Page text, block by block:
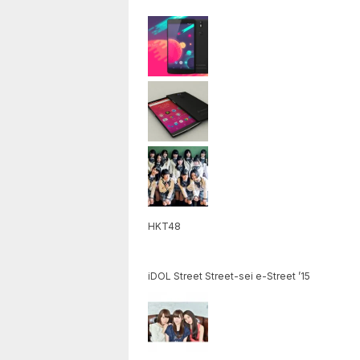
HKT48
iDOL Street Street-sei e-Street ’15